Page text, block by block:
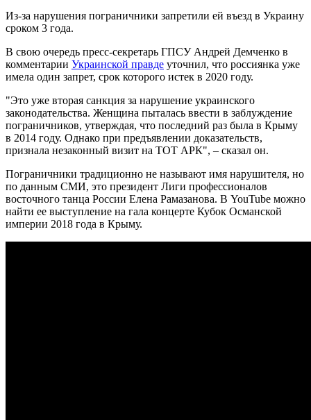
Из-за нарушения пограничники запретили ей въезд в Украину
сроком 3 года.
В свою очередь пресс-секретарь ГПСУ Андрей Демченко в
комментарии Украинской правде уточнил, что россиянка уже
имела один запрет, срок которого истек в 2020 году.
"Это уже вторая санкция за нарушение украинского
законодательства. Женщина пыталась ввести в заблуждение
пограничников, утверждая, что последний раз была в Крыму
в 2014 году. Однако при предъявлении доказательств,
признала незаконный визит на ТОТ АРК", – сказал он.
Пограничники традиционно не называют имя нарушителя, но
по данным СМИ, это президент Лиги профессионалов
восточного танца России Елена Рамазанова. В YouTube можно
найти ее выступление на гала концерте Кубок Османской
империи 2018 года в Крыму.